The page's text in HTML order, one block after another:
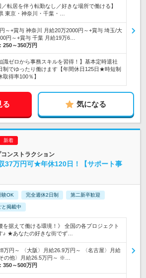
／転居を伴う転勤なし／好きな場所で働ける】
東京・神奈川・千葉・…
～+賞与 神奈川 月給20万2000円～+賞与 埼玉/大
円～+賞与 千葉 月給19万6…
250～350万円
識ゼロから事務スキルを習得！】基本定時退社
制でゆったり働けます【年間休日125日★時短制
得率100％】
る 気になる
ンストラクション
37万円可★年休120日！【サポート事
験OK 完全週休2日制 第二新卒歓迎
と掲載中
を据えて働ける環境！》 全国の各プロジェクト
♪ ★あなたの好きな街でず…
万円～ 〈大阪〉月給26.9万円～ 〈名古屋〉月給
の他〉月給26.5万円～ ※…
350～500万円